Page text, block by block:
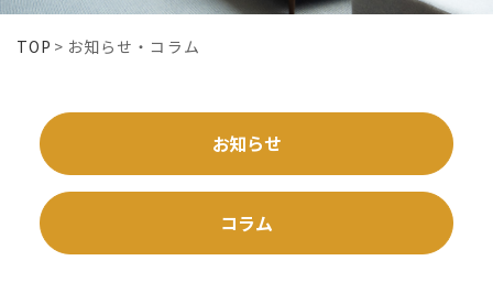
TOP > お知らせ・コラム
お知らせ
コラム